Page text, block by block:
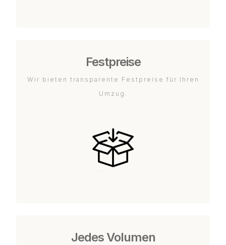
Festpreise
Wir bieten transparente Festpreise für Ihren
Umzug.
Jedes Volumen